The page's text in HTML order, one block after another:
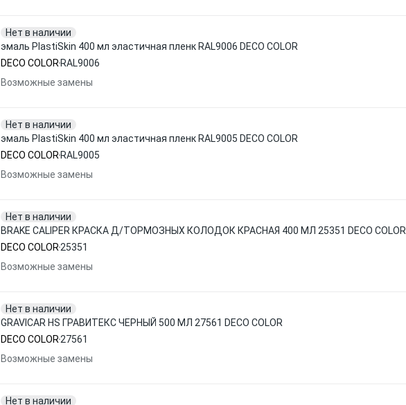
Нет в наличии
эмаль PlastiSkin 400 мл эластичная пленк RAL9006 DECO COLOR
DECO COLOR RAL9006
Возможные замены
Нет в наличии
эмаль PlastiSkin 400 мл эластичная пленк RAL9005 DECO COLOR
DECO COLOR RAL9005
Возможные замены
Нет в наличии
BRAKE CALIPER КРАСКА Д/ТОРМОЗНЫХ КОЛОДОК КРАСНАЯ 400 МЛ 25351 DECO COLOR
DECO COLOR 25351
Возможные замены
Нет в наличии
GRAVICAR HS ГРАВИТЕКС ЧЕРНЫЙ 500 МЛ 27561 DECO COLOR
DECO COLOR 27561
Возможные замены
Нет в наличии